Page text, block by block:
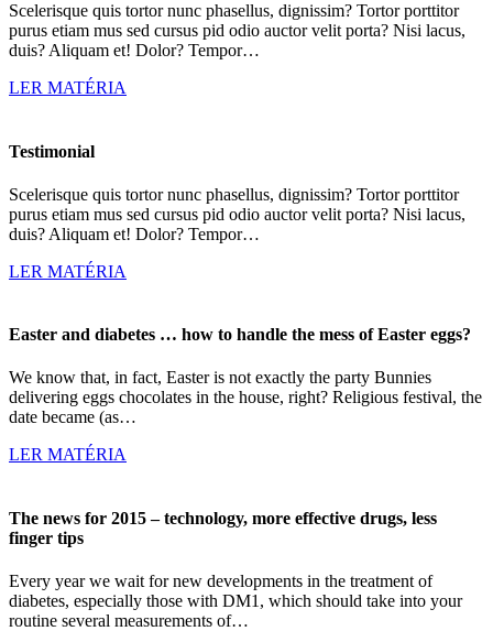
Scelerisque quis tortor nunc phasellus, dignissim? Tortor porttitor
purus etiam mus sed cursus pid odio auctor velit porta? Nisi lacus,
duis? Aliquam et! Dolor? Tempor…
LER MATÉRIA
Testimonial
Scelerisque quis tortor nunc phasellus, dignissim? Tortor porttitor
purus etiam mus sed cursus pid odio auctor velit porta? Nisi lacus,
duis? Aliquam et! Dolor? Tempor…
LER MATÉRIA
Easter and diabetes … how to handle the mess of Easter eggs?
We know that, in fact, Easter is not exactly the party Bunnies
delivering eggs chocolates in the house, right? Religious festival, the
date became (as…
LER MATÉRIA
The news for 2015 – technology, more effective drugs, less
finger tips
Every year we wait for new developments in the treatment of
diabetes, especially those with DM1, which should take into your
routine several measurements of…